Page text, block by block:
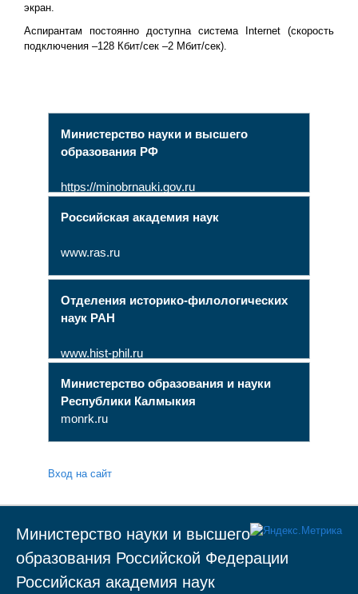
экран.
Аспирантам постоянно доступна система Internet (скорость
подключения –128 Кбит/сек –2 Мбит/сек).
Министерство науки и высшего
образования РФ
https://minobrnauki.gov.ru
Российская академия наук
www.ras.ru
Отделения историко-филологических
наук РАН
www.hist-phil.ru
Министерство образования и науки
Республики Калмыкия
monrk.ru
Вход на сайт
Министерство науки и высшего
образования Российской Федерации
Российская академия наук